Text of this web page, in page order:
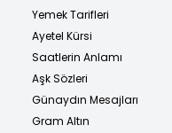
Yemek Tarifleri
Ayetel Kürsi
Saatlerin Anlamı
Aşk Sözleri
Günaydın Mesajları
Gram Altın